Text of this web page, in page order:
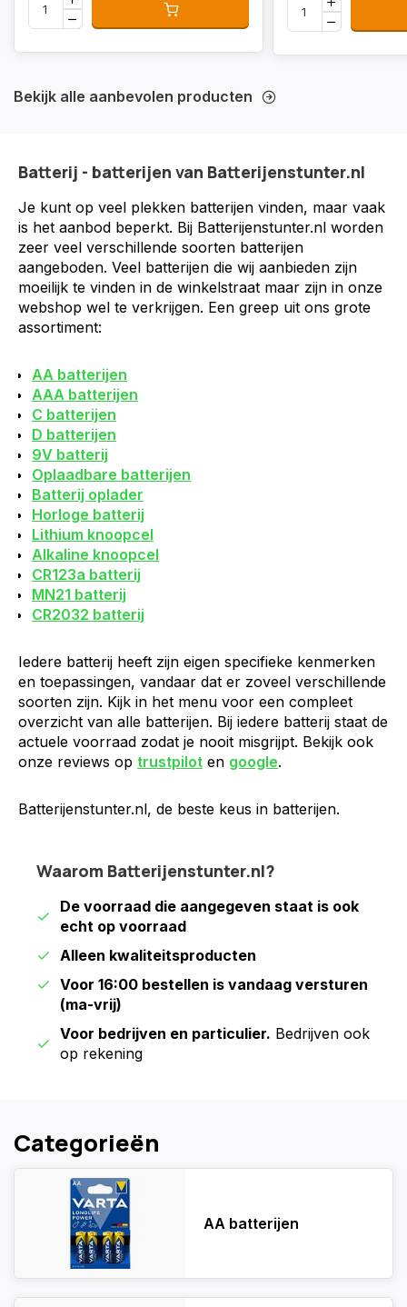
Bekijk alle aanbevolen producten
Batterij - batterijen van Batterijenstunter.nl
Je kunt op veel plekken batterijen vinden, maar vaak
is het aanbod beperkt. Bij Batterijenstunter.nl worden
zeer veel verschillende soorten batterijen
aangeboden. Veel batterijen die wij aanbieden zijn
moeilijk te vinden in de winkelstraat maar zijn in onze
webshop wel te verkrijgen. Een greep uit ons grote
assortiment:
AA batterijen
AAA batterijen
C batterijen
D batterijen
9V batterij
Oplaadbare batterijen
Batterij oplader
Horloge batterij
Lithium knoopcel
Alkaline knoopcel
CR123a batterij
MN21 batterij
CR2032 batterij
Iedere batterij heeft zijn eigen specifieke kenmerken
en toepassingen, vandaar dat er zoveel verschillende
soorten zijn. Kijk in het menu voor een compleet
overzicht van alle batterijen. Bij iedere batterij staat de
actuele voorraad zodat je nooit misgrijpt. Bekijk ook
onze reviews op trustpilot en google.
Batterijenstunter.nl, de beste keus in batterijen.
Waarom Batterijenstunter.nl?
De voorraad die aangegeven staat is ook
echt op voorraad
Alleen kwaliteitsproducten
Voor 16:00 bestellen is vandaag versturen
(ma-vrij)
Voor bedrijven en particulier. Bedrijven ook
op rekening
Categorieën
AA batterijen